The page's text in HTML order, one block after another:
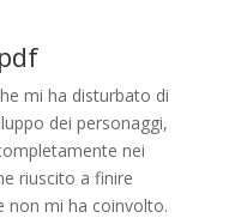
mi ha disturbato di
dei personaggi,
nei
riuscito a finire
non mi ha coinvolto.